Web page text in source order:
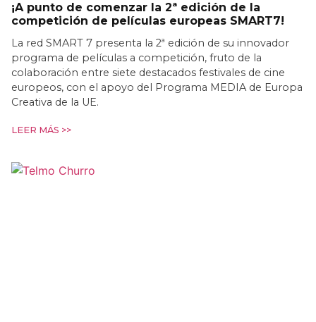
¡A punto de comenzar la 2ª edición de la
competición de películas europeas SMART7!
La red SMART 7 presenta la 2ª edición de su innovador
programa de películas a competición, fruto de la
colaboración entre siete destacados festivales de cine
europeos, con el apoyo del Programa MEDIA de Europa
Creativa de la UE.
LEER MÁS >>